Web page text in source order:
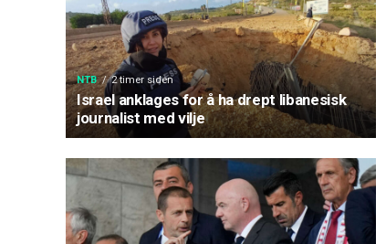
NTB 2 timer siden
Israel anklages for å ha drept libanesisk
journalist med vilje